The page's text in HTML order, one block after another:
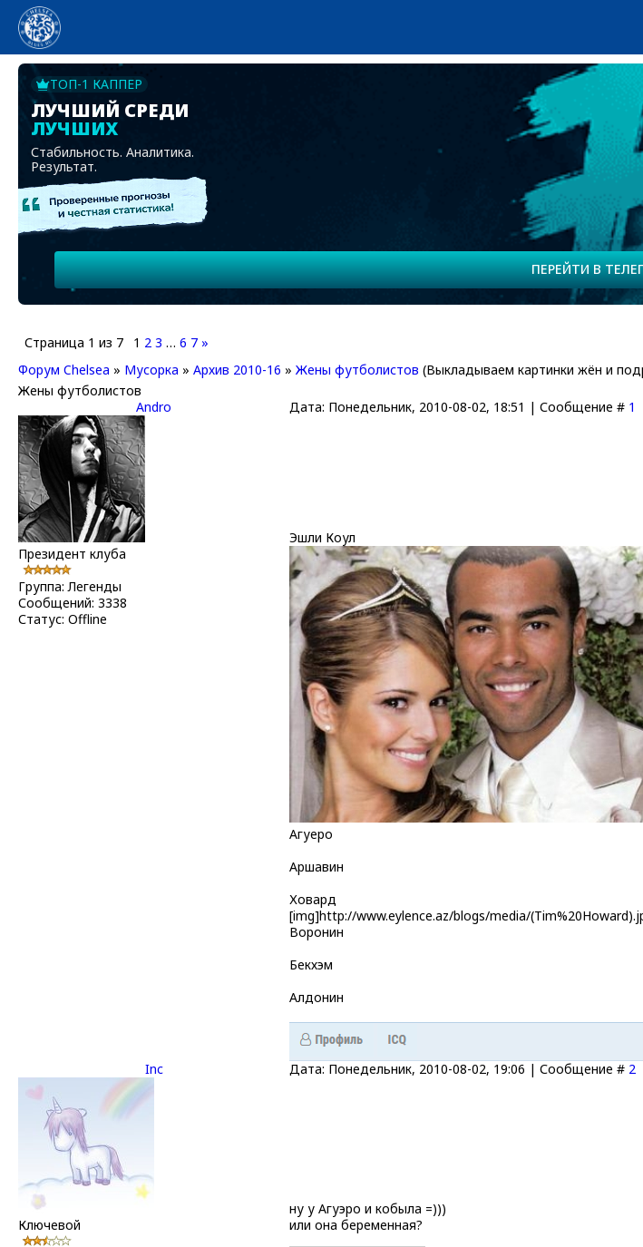
ТОП-1 КАППЕР
ЛУЧШИЙ СРЕДИ
ЛУЧШИХ
Стабильность. Аналитика.
Результат.
ПЕРЕЙТИ В
Страница 1 из 7 1 2 3 … 6 7 »
Форум Chelsea » Мусорка » Архив 2010-16 » Жены футболистов (Выкладываем картинки жён и
Жены футболистов
Andro
Дата: Понедельник, 2010-08-02, 18:51 | Сообщение # 1
Президент клуба
Группа: Легенды
Сообщений: 3338
Статус: Offline
Эшли Коул
Агуеро
Аршавин
Ховард
[img]http://www.eylence.az/blogs/media/
Воронин
Бекхэм
Алдонин
Inc Дата: Понедельник, 2010-08-02, 19:06 | Сообщение # 2
Ключевой
ну у Агуэро и кобыла =)))
или она беременная?